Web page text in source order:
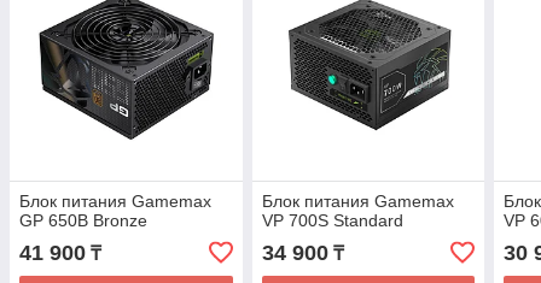
Блок питания Gamemax
GP 650B Bronze
41 900 ₸
Блок питания Gamemax
VP 700S Standard
34 900₸
VP
30